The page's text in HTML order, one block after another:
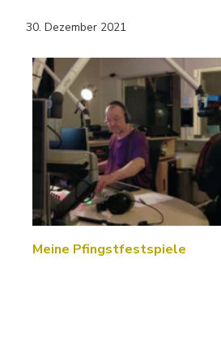
30. Dezember 2021
Meine Pfingstfestspiele